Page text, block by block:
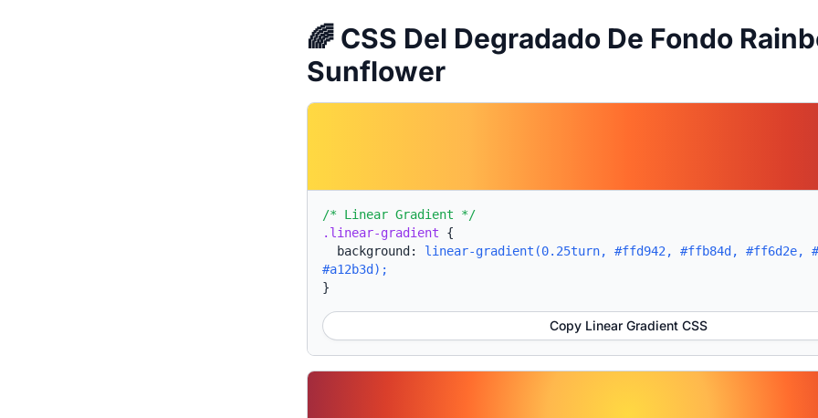
🌈 CSS Del Degradado De Fondo
Sunflower
/* Linear Gradient */
.linear-gradient {
background: linear-gradient(0.25turn, #ffd942, #ffb84d, #ff6d2e,
#a12b3d);
}
Copy Linear Gradient CSS